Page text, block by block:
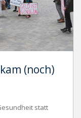
(noch)
statt